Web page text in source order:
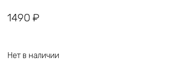
1490 ₽
Нет в наличии